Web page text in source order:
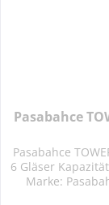
Pasabahce
Pasabahce
6 Gläser
Marke: